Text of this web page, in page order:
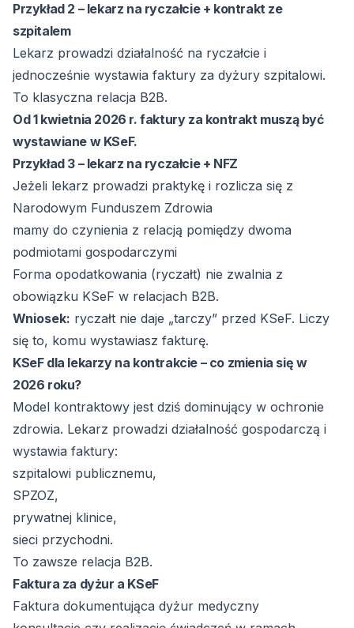
Przykład 2 – lekarz na ryczałcie + kontrakt ze
szpitalem
Lekarz prowadzi działalność na ryczałcie i
jednocześnie wystawia faktury za dyżury szpitalowi.
To klasyczna relacja B2B.
Od 1 kwietnia 2026 r. faktury za kontrakt muszą być
wystawiane w KSeF.
Przykład 3 – lekarz na ryczałcie + NFZ
Jeżeli lekarz prowadzi praktykę i rozlicza się z
Narodowym Funduszem Zdrowia
mamy do czynienia z relacją pomiędzy dwoma
podmiotami gospodarczymi
Forma opodatkowania (ryczałt) nie zwalnia z
obowiązku KSeF w relacjach B2B.
Wniosek: ryczałt nie daje „tarczy” przed KSeF. Liczy
się to, komu wystawiasz fakturę.
KSeF dla lekarzy na kontrakcie – co zmienia się w
2026 roku?
Model kontraktowy jest dziś dominujący w ochronie
zdrowia. Lekarz prowadzi działalność gospodarczą i
wystawia faktury:
szpitalowi publicznemu,
SPZOZ,
prywatnej klinice,
sieci przychodni.
To zawsze relacja B2B.
Faktura za dyżur a KSeF
Faktura dokumentująca dyżur medyczny